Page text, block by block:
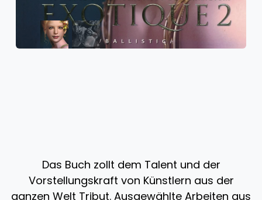
Das Buch zollt dem Talent und der
Vorstellungskraft von Künstlern aus der
ganzen Welt Tribut. Ausgewählte Arbeiten aus